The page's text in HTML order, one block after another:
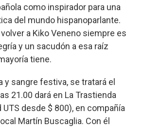
como inspirador para una
del mundo hispanoparlante.
a Kiko Veneno siempre es
y un sacudón a esa raíz
tiene.
y sangre festiva, se tratará el
21.00 dará en La Trastienda
UTS desde $ 800), en compañía
Martín Buscaglia. Con él